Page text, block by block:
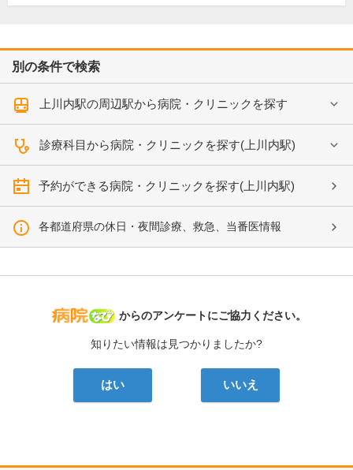
別の条件で検索
上川内駅の周辺駅から病院・クリニックを探す
診療科目から病院・クリニックを探す(上川内駅)
予約ができる病院・クリニックを探す(上川内駅)
各都道府県の休日・夜間診療、救急、当番医情報
病院なび
からのアンケートにご協力ください。
知りたい情報は見つかりましたか?
はい いいえ